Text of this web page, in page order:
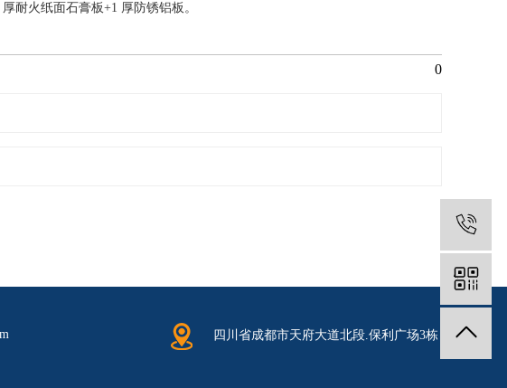
耐火纸面石膏板+1 厚防锈铝板。
0
四川省成都市天府大道北段.保利广场3栋